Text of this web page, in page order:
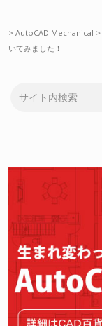
> AutoCAD Mechanical >
いてみました！